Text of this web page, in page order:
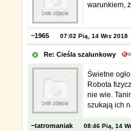
warunkiem,
~1965 07:02 Pią, 14 Wrz 2018
Re: Cieśla szalunkowy
Świetne
Robota
nie wie.
szukają ich
~tatromaniak 08:46 Pią, 14